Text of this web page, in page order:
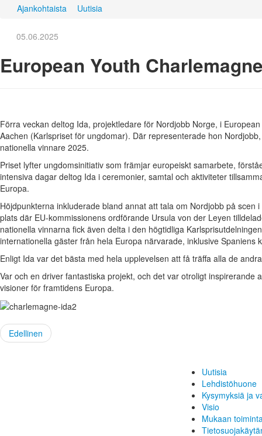
Ajankohtaista Uutisia
05.06.2025
European Youth
Förra veckan deltog Ida, projektledare för Nordjobb Norge, i
Aachen (Karlspriset för ungdomar). Där representerade hon
nationella vinnare 2025.
Priset lyfter ungdomsinitiativ som främjar europeiskt samarbete,
intensiva dagar deltog Ida i ceremonier, samtal och aktiviteter
Europa.
Höjdpunkterna inkluderade bland annat att tala om Nordjobb på scen
plats där EU-kommissionens ordförande Ursula von der Leyen
nationella vinnarna fick även delta i den högtidliga
internationella gäster från hela Europa närvarade, inklusive Spaniens
Enligt Ida var det bästa med hela upplevelsen att få träffa alla de
Var och en driver fantastiska projekt, och det var otroligt inspirerande
visioner för framtidens Europa.
Edellinen
Uutisia
Lehdistöhuone
Kysymyksiä ja
Visio
Mukaan